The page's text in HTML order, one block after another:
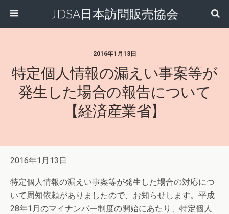
JDSA日本訪問販売協会
2016年1月13日
特定個人情報の漏えい事案等が
発生した場合の報告について
【経済産業省】
2016年1月13日
特定個人情報の漏えい事案等が発生した場合の対応につ
いて周知依頼がありましたので、お知らせします。平成
28年1月のマイナンバー制度の開始にあたり、特定個人